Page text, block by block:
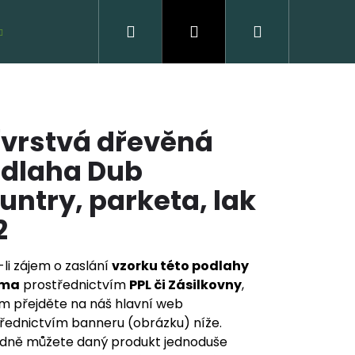
VZORKY ZDARMA Přihlášení
dřevěná
Dub
parketa, lak
zájem o zaslánívzorku této podlahy
prostřednictvím PPL či Zásilkovny,
přejděte na náš hlavní web
banneru (obrázku) níže.
můžete daný produkt jednoduše